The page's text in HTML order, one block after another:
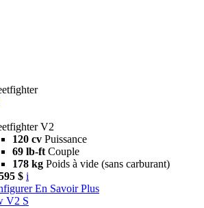
V2
120 cv Puissance
69 lb-ft Couple
178 kg Poids à vide (sans carburant)
$ i
En Savoir Plus
V2 S